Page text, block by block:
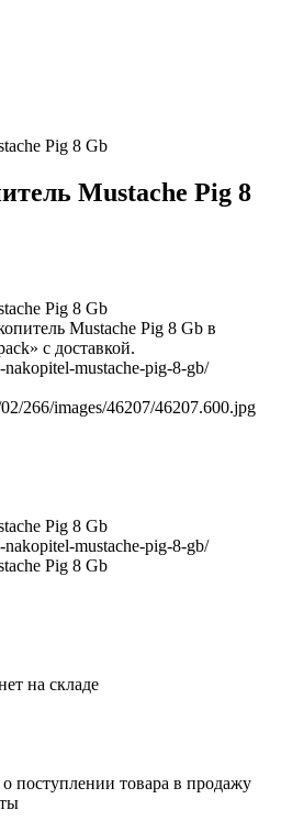
Pig 8 Gb
Mustache Pig 8
Pig 8 Gb
Mustache Pig 8 Gb в
с доставкой.
mustache-pig-8-gb/
266/images/46207/46207.600.jpg
Pig 8 Gb
mustache-pig-8-gb/
Pig 8 Gb
на складе
поступлении товара в продажу